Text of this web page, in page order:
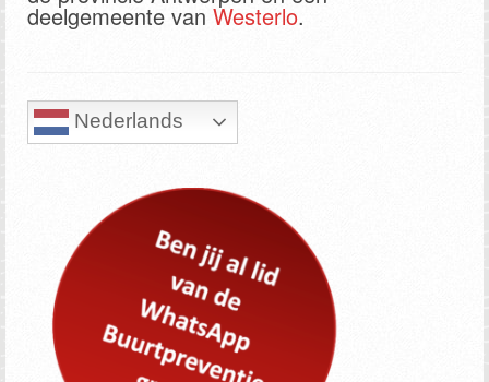
deelgemeente van Westerlo.
Nederlands